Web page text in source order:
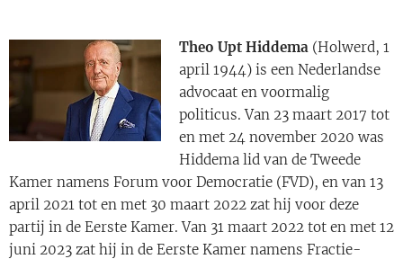
Theo Upt Hiddema (Holwerd, 1
april 1944) is een Nederlandse
advocaat en voormalig
politicus. Van 23 maart 2017 tot
en met 24 november 2020 was
Hiddema lid van de Tweede
Kamer namens Forum voor Democratie (FVD), en van 13
april 2021 tot en met 30 maart 2022 zat hij voor deze
partij in de Eerste Kamer. Van 31 maart 2022 tot en met 12
juni 2023 zat hij in de Eerste Kamer namens Fractie-